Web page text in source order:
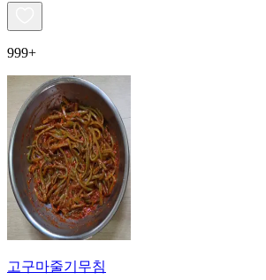
999+
고구마줄기무침